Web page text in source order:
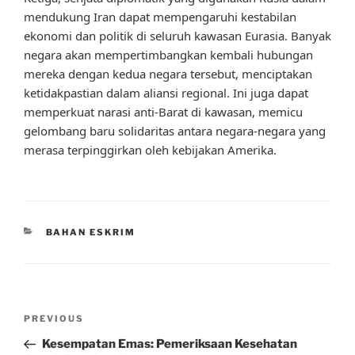
mendukung Iran dapat mempengaruhi kestabilan
ekonomi dan politik di seluruh kawasan Eurasia. Banyak
negara akan mempertimbangkan kembali hubungan
mereka dengan kedua negara tersebut, menciptakan
ketidakpastian dalam aliansi regional. Ini juga dapat
memperkuat narasi anti-Barat di kawasan, memicu
gelombang baru solidaritas antara negara-negara yang
merasa terpinggirkan oleh kebijakan Amerika.
CATEGORIES
BAHAN ESKRIM
Previous
Post
PREVIOUS
Kesempatan Emas: Pemeriksaan Kesehatan